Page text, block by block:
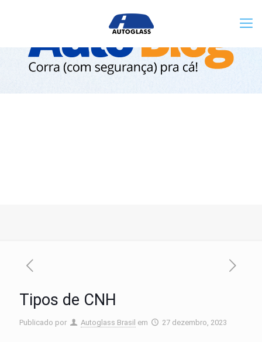
Tipos de CNH
Publicado por Autoglass Brasil em 27 dezembro, 2023